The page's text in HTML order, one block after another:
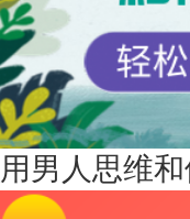
微信
广东-
微信
四川-
微信用
河南-
用男人思维